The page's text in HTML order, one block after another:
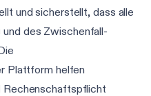
und sicherstellt, dass alle
des Zwischenfall-
Plattform helfen
Rechenschaftspflicht